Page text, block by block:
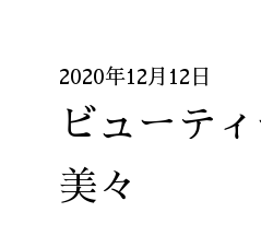
2020年12月12日
ビューテ
美々